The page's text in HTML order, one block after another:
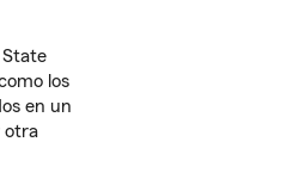
los
en un
otra